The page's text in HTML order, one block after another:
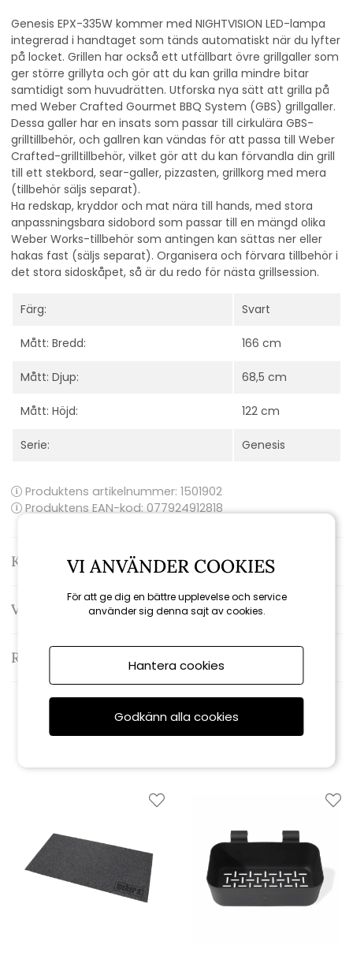
Genesis EPX-335W kommer med NIGHTVISION LED-lampa
integrerad i handtaget som tänds automatiskt när du lyfter
på locket. Grillen har också ett utfällbart övre grillgaller som
ger större grillyta och gör att du kan grilla mindre bitar
samtidigt som huvudrätten. Utforska nya sätt att grilla på
med Weber Crafted Gourmet BBQ System (GBS) grillgaller.
Dessa galler har en insats som passar till cirkulära GBS-
grilltillbehör, och gallren kan vändas för att passa till Weber
Crafted-grilltillbehör, vilket gör att du kan förvandla din grill
till ett stekbord, sear-galler, pizzasten, grillkorg med mera
(tillbehör säljs separat).
Ha redskap, kryddor och mat nära till hands, med stora
anpassningsbara sidobord som passar till en mängd olika
Weber Works-tillbehör som antingen kan sättas ner eller
hakas fast (säljs separat). Organisera och förvara tillbehör i
det stora sidoskåpet, så är du redo för nästa grillsession.
Färg: Svart
Mått: Bredd: 166 cm
Mått: Djup: 68,5 cm
Mått: Höjd: 122 cm
Serie: Genesis
Produktens artikelnummer: 1501902
Produktens EAN-kod: 077924912818
Kontakta oss
Varumärke: Weber
Recensioner
Relaterade produkter
VI ANVÄNDER COOKIES
För att ge dig en bättre upplevelse och service
använder sig denna sajt av cookies.
Hantera cookies
Godkänn alla cookies